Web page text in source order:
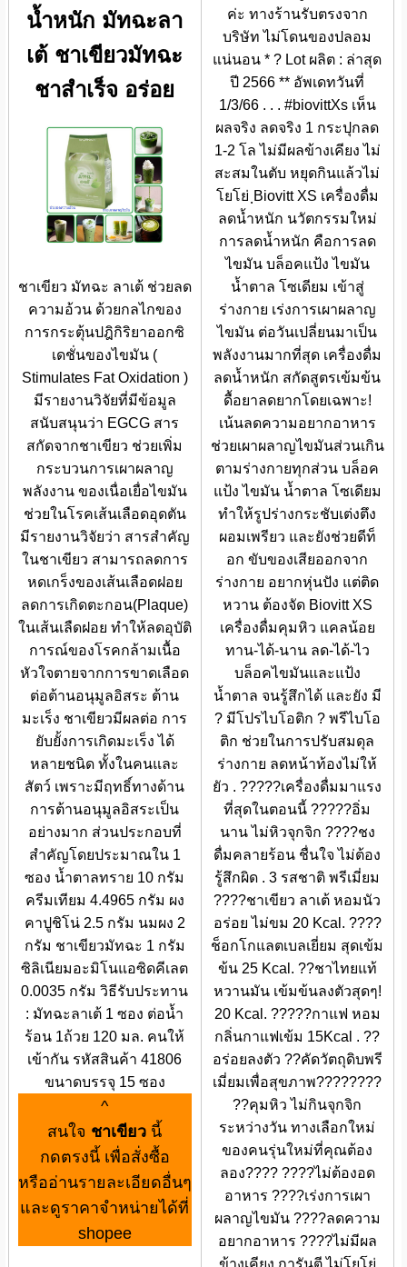
น้ำหนัก มัทฉะลา
เต้ ชาเขียวมัทฉะ
ชาสำเร็จ อร่อย
ชาเขียว มัทฉะ ลาเต้ ช่วยลด
ความอ้วน ด้วยกลไกของ
การกระตุ้นปฎิกิริยาออกซิ
เดชั่นของไขมัน (
Stimulates Fat Oxidation )
มีรายงานวิจัยที่มีข้อมูล
สนับสนุนว่า EGCG สาร
สกัดจากชาเขียว ช่วยเพิ่ม
กระบวนการเผาผลาญ
พลังงาน ของเนื่อเยื่อไขมัน
ช่วยในโรคเส้นเลือดอุดตัน
มีรายงานวิจัยว่า สารสำคัญ
ในชาเขียว สามารถลดการ
หดเกร็งของเส้นเลือดฝอย
ลดการเกิดตะกอน(Plaque)
ในเส้นเลืดฝอย ทำให้ลดอุบัติ
การณ์ของโรคกล้ามเนื้อ
หัวใจตายจากการขาดเลือด
ต่อต้านอนุมูลอิสระ ต้าน
มะเร็ง ชาเขียวมีผลต่อ การ
ยับยั้งการเกิดมะเร็ง ได้
หลายชนิด ทั้งในคนและ
สัตว์ เพราะมีฤทธิ์ทางด้าน
การต้านอนุมูลอิสระเป็น
อย่างมาก ส่วนประกอบที่
สำคัญโดยประมาณใน 1
ซอง น้ำตาลทราย 10 กรัม
ครีมเทียม 4.4965 กรัม ผง
คาปูชิโน่ 2.5 กรัม นมผง 2
กรัม ชาเขียวมัทฉะ 1 กรัม
ซิลิเนียมอะมิโนแอซิดคีเลต
0.0035 กรัม วิธีรับประทาน
: มัทฉะลาเต้ 1 ซอง ต่อน้ำ
ร้อน 1ถ้วย 120 มล. คนให้
เข้ากัน รหัสสินค้า 41806
ขนาดบรรจุ 15 ซอง
^
สนใจ ชาเขียว นี้
กดตรงนี้ เพื่อสั่งซื้อ
หรืออ่านรายละเอียดอื่นๆ
และดูราคาจำหน่ายได้ที่
shopee
ค่ะ ทางร้านรับตรงจาก
บริษัท ไม่โดนของปลอม
แน่นอน * ? Lot ผลิต : ล่าสุด
ปี 2566 ** อัพเดทวันที่
1/3/66 . . . #biovittXs เห็น
ผลจริง ลดจริง 1 กระปุกลด
1-2 โล ไม่มีผลข้างเคียง ไม่
สะสมในตับ หยุดกินแล้วไม่
โยโย่ ฺBiovitt XS เครื่องดื่ม
ลดน้ำหนัก นวัตกรรมใหม่
การลดน้ำหนัก คือการลด
ไขมัน บล็อคแป้ง ไขมัน
น้ำตาล โซเดียม เข้าสู่
ร่างกาย เร่งการเผาผลาญ
ไขมัน ต่อวันเปลี่ยนมาเป็น
พลังงานมากที่สุด เครื่องดื่ม
ลดน้ำหนัก สกัดสูตรเข้มข้น
ดื้อยาลดยากโดยเฉพาะ!
เน้นลดความอยากอาหาร
ช่วยเผาผลาญไขมันส่วนเกิน
ตามร่างกายทุกส่วน บล็อค
แป้ง ไขมัน น้ำตาล โซเดียม
ทำให้รูปร่างกระชับเต่งตึง
ผอมเพรียว และยังช่วยดีท็
อก ขับของเสียออกจาก
ร่างกาย อยากหุ่นปัง แต่ติด
หวาน ต้องจัด Biovitt XS
เครื่องดื่มคุมหิว แคลน้อย
ทาน-ได้-นาน ลด-ได้-ไว
บล็อคไขมันและแป้ง
น้ำตาล จนรู้สึกได้ และยัง มี
? มีโปรไบโอติก ? พรีไบโอ
ติก ช่วยในการปรับสมดุล
ร่างกาย ลดหน้าท้องไม่ให้
ยัว . ?????เครื่องดื่มมาแรง
ที่สุดในตอนนี้ ?????อิ่ม
นาน ไม่หิวจุกจิก ????ชง
ดื่มคลายร้อน ชื่นใจ ไม่ต้อง
รู้สึกผิด . 3 รสชาติ พรีเมี่ยม
????ชาเขียว ลาเต้ หอมนัว
อร่อย ไม่ขม 20 Kcal. ????
ช็อกโกแลตเบลเยี่ยม สุดเข้ม
ข้น 25 Kcal. ??ชาไทยแท้
หวานมัน เข้มข้นลงตัวสุดๆ!
20 Kcal. ?????กาแฟ หอม
กลิ่นกาแฟเข้ม 15Kcal . ??
อร่อยลงตัว ??คัดวัตถุดิบพรี
เมี่ยมเพื่อสุขภาพ????????
??คุมหิว ไม่กินจุกจิก
ระหว่างวัน ทางเลือกใหม่
ของคนรุ่นใหม่ที่คุณต้อง
ลอง???? ????ไม่ต้องอด
อาหาร ????เร่งการเผา
ผลาญไขมัน ????ลดความ
อยากอาหาร ????ไม่มีผล
ข้างเคียง การันตี ไม่โยโย่